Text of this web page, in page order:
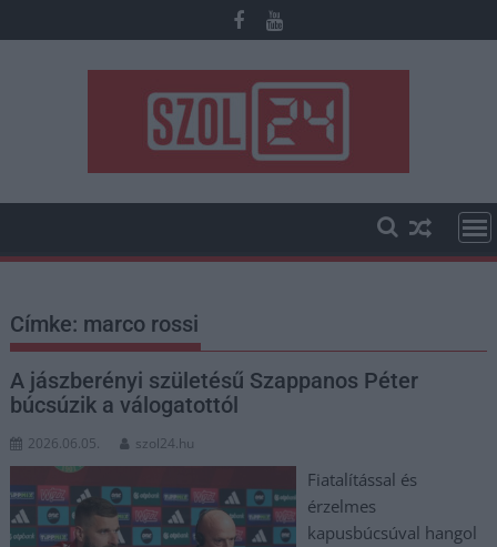
to
Címke: marco rossi
A jászberényi születésű Szappanos Péter
búcsúzik a válogatottól
2026.06.05. szol24.hu
Fiatalítással és
érzelmes
kapusbúcsúval hangol